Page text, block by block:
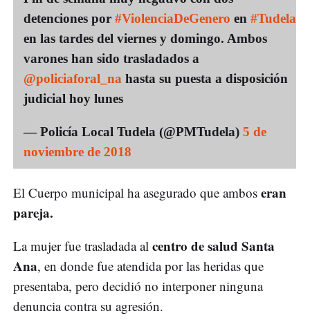
detenciones por #ViolenciaDeGenero en #Tudela
en las tardes del viernes y domingo. Ambos
varones han sido trasladados a
@policiaforal_na hasta su puesta a disposición
judicial hoy lunes
— Policía Local Tudela (@PMTudela) 5 de
noviembre de 2018
El Cuerpo municipal ha asegurado que ambos eran
pareja.
La mujer fue trasladada al centro de salud Santa
Ana, en donde fue atendida por las heridas que
presentaba, pero decidió no interponer ninguna
denuncia contra su agresión.